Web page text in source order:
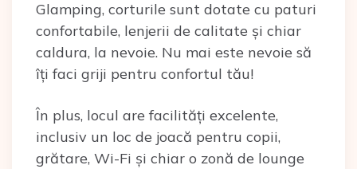
Glamping, corturile sunt dotate cu paturi
confortabile, lenjerii de calitate și chiar
caldura, la nevoie. Nu mai este nevoie să
îți faci griji pentru confortul tău!
În plus, locul are facilități excelente,
inclusiv un loc de joacă pentru copii,
grătare, Wi-Fi și chiar o zonă de lounge